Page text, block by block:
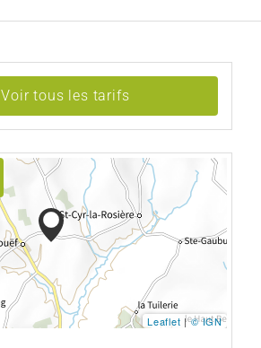
Voir tous les tarifs
Leaflet |© IGN